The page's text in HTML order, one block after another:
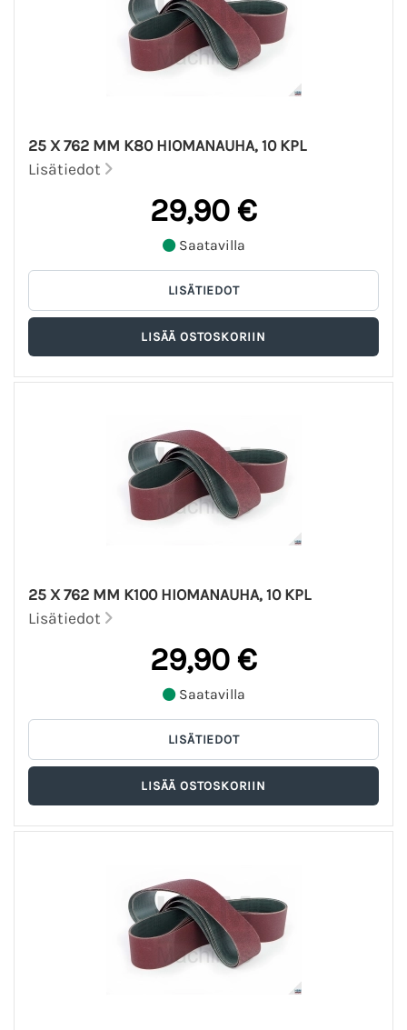
25 X 762 MM K80 HIOMANAUHA, 10 KPL
Lisätiedot
29,90 €
Saatavilla
25 X 762 MM K100 HIOMANAUHA, 10 KPL
Lisätiedot
29,90 €
Saatavilla